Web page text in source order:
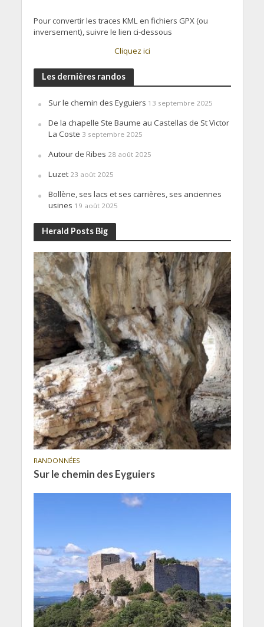
Pour convertir les traces KML en fichiers GPX (ou
inversement), suivre le lien ci-dessous
Cliquez ici
Les dernières randos
Sur le chemin des Eyguiers 13 septembre 2025
De la chapelle Ste Baume au Castellas de St Victor
La Coste 3 septembre 2025
Autour de Ribes 28 août 2025
Luzet 23 août 2025
Bollène, ses lacs et ses carrières, ses anciennes
usines 19 août 2025
Herald Posts Big
RANDONNÉES
Sur le chemin des Eyguiers